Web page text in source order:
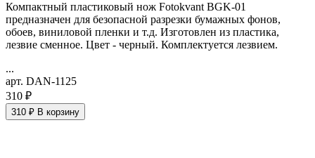
Компактный пластиковый нож Fotokvant BGK-01
предназначен для безопасной разрезки бумажных фонов,
обоев, виниловой пленки и т.д. Изготовлен из пластика,
лезвие сменное. Цвет - черный. Комплектуется лезвием.
...
арт. DAN-1125
310 ₽
310 ₽ В корзину